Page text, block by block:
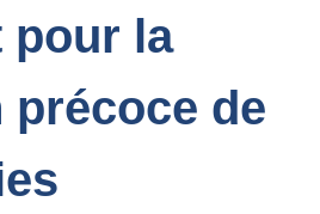
pour la
précoce de